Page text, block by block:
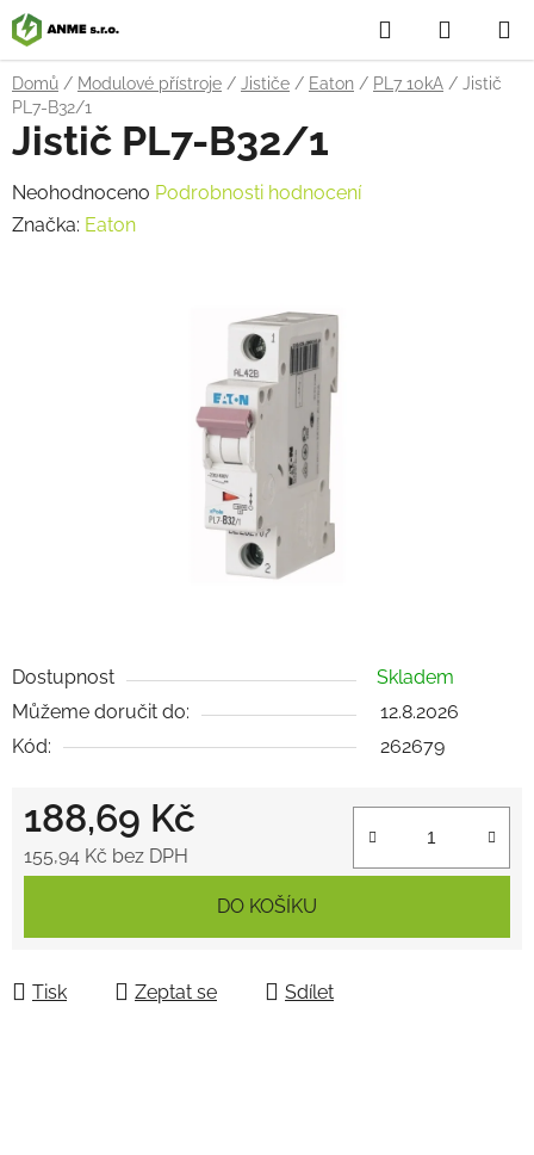
Přejít
na
obsah
Hledat
KOŠÍK
Domů / Modulové přístroje / Jističe / Eaton / PL7 10kA / Jistič
PL7-B32/1
Dostupnost
Skladem
Můžeme doručit do:
12.8.2026
Kód:
262679
188,69 Kč
155,94 Kč bez DPH
DO KOŠÍKU
Tisk Zeptat se Sdílet
Jistič PL7-B32/1
Průměrné
hodnocení
Neohodnoceno Podrobnosti hodnocení
Značka: Eaton